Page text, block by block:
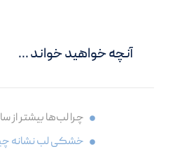
آنچه خواهید خواند ...
چرا لب‌ها بیشتر
خشکی لب نشانه